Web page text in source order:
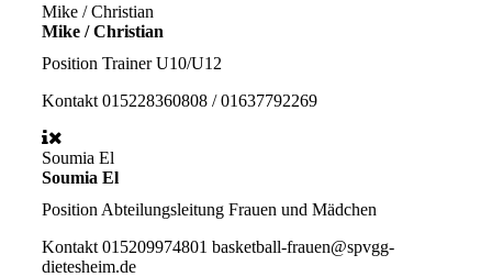
Mike / Christian
Mike / Christian
Position Trainer U10/U12
Kontakt 015228360808 / 01637792269
Soumia El
Soumia El
Position Abteilungsleitung Frauen und Mädchen
Kontakt 015209974801 basketball-frauen@spvgg-
dietesheim.de